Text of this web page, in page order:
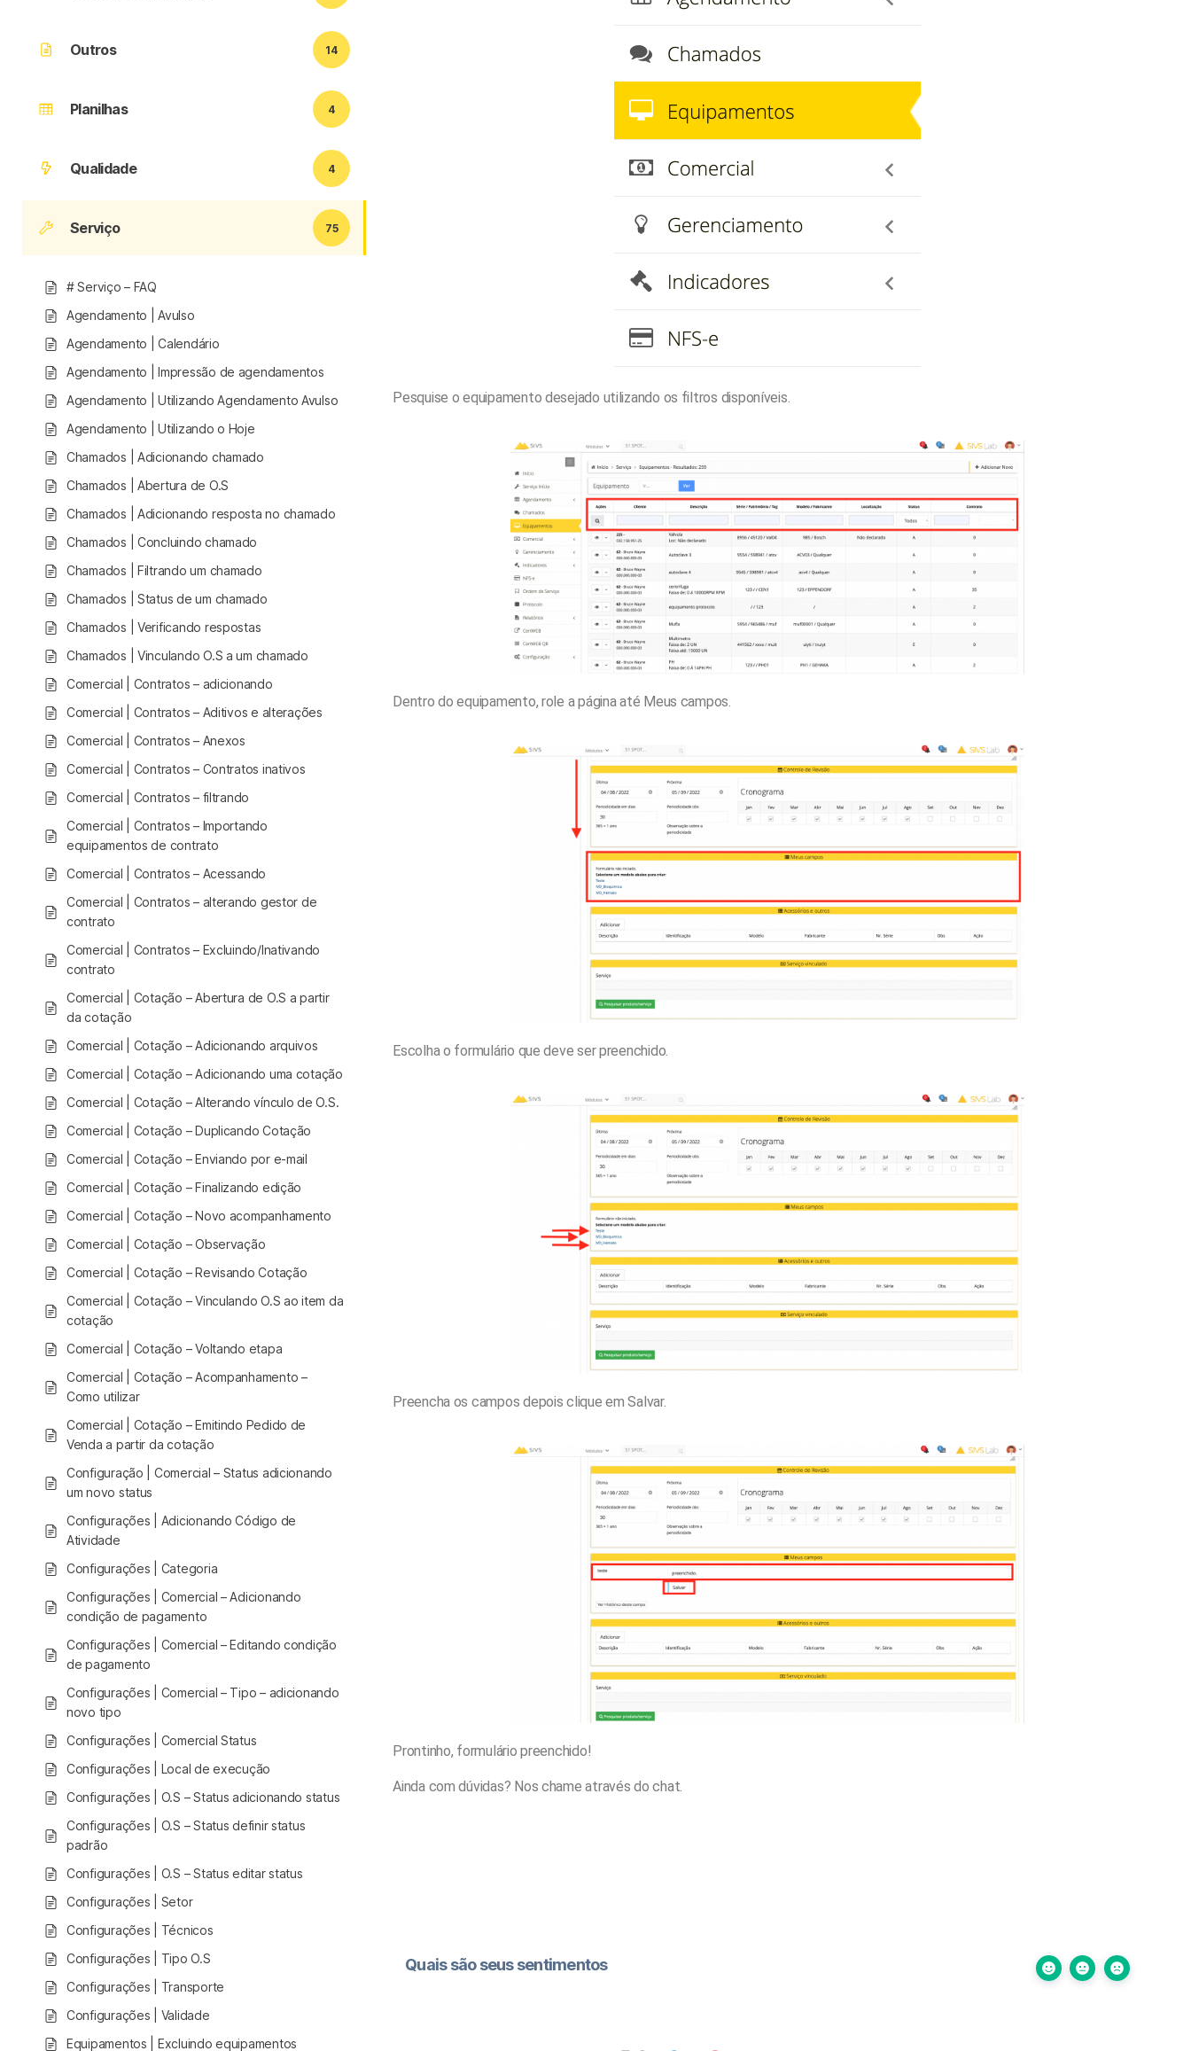
Outros 14
Planilhas 4
Qualidade 4
Serviço 75
# Serviço – FAQ
Agendamento | Avulso
Agendamento | Calendário
Agendamento | Impressão de agendamentos
Agendamento | Utilizando Agendamento Avulso
Agendamento | Utilizando o Hoje
Chamados | Adicionando chamado
Chamados | Abertura de O.S
Chamados | Adicionando resposta no chamado
Chamados | Concluindo chamado
Chamados | Filtrando um chamado
Chamados | Status de um chamado
Chamados | Verificando respostas
Chamados | Vinculando O.S a um chamado
Comercial | Contratos – adicionando
Comercial | Contratos – Aditivos e alterações
Comercial | Contratos – Anexos
Comercial | Contratos – Contratos inativos
Comercial | Contratos – filtrando
Comercial | Contratos – Importando
equipamentos de contrato
Comercial | Contratos – Acessando
Comercial | Contratos – alterando gestor de
contrato
Comercial | Contratos – Excluindo/Inativando
contrato
Comercial | Cotação – Abertura de O.S a partir
da cotação
Comercial | Cotação – Adicionando arquivos
Comercial | Cotação – Adicionando uma cotação
Comercial | Cotação – Alterando vínculo de O.S.
Comercial | Cotação – Duplicando Cotação
Comercial | Cotação – Enviando por e-mail
Comercial | Cotação – Finalizando edição
Comercial | Cotação – Novo acompanhamento
Comercial | Cotação – Observação
Comercial | Cotação – Revisando Cotação
Comercial | Cotação – Vinculando O.S ao item da
cotação
Comercial | Cotação – Voltando etapa
Comercial | Cotação – Acompanhamento –
Como utilizar
Comercial | Cotação – Emitindo Pedido de
Venda a partir da cotação
Configuração | Comercial – Status adicionando
um novo status
Configurações | Adicionando Código de
Atividade
Configurações | Categoria
Configurações | Comercial – Adicionando
condição de pagamento
Configurações | Comercial – Editando condição
de pagamento
Configurações | Comercial – Tipo – adicionando
novo tipo
Configurações | Comercial Status
Configurações | Local de execução
Configurações | O.S – Status adicionando status
Configurações | O.S – Status definir status
padrão
Configurações | O.S – Status editar status
Configurações | Setor
Configurações | Técnicos
Configurações | Tipo O.S
Configurações | Transporte
Configurações | Validade
Equipamentos | Excluindo equipamentos
Pesquise o equipamento desejado utilizando os filtros disponíveis.
Dentro do equipamento, role a página até Meus campos.
Escolha o formulário que deve ser preenchido.
Preencha os campos depois clique em Salvar.
Prontinho, formulário preenchido!
Ainda com dúvidas? Nos chame através do chat.
Quais são seus sentimentos